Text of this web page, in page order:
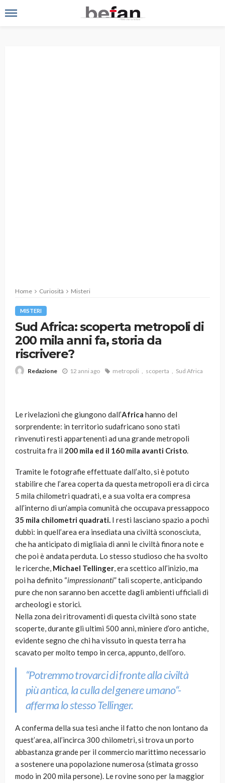
Home Curiosità Misteri
MISTERI
Sud Africa: scoperta metropoli di
200 mila anni fa, storia da
riscrivere?
Redazione 12 anni ago metropoli scoperta Sud Africa
Le rivelazioni che giungono dall’Africa hanno del
sorprendente: in territorio sudafricano sono stati
rinvenuti resti appartenenti ad una grande metropoli
costruita fra il 200 mila ed il 160 mila avanti Cristo.
Tramite le fotografie effettuate dall’alto, si è potuto
stabilire che l’area coperta da questa metropoli era di circa
5 mila chilometri quadrati, e a sua volta era compresa
all’interno di un’ampia comunità che occupava pressappoco
35 mila chilometri quadrati. I resti lasciano spazio a pochi
dubbi: in quell’area era insediata una civiltà sconosciuta,
che ha anticipato di migliaia di anni le civiltà finora note e
che poi è andata perduta. Lo stesso studioso che ha svolto
le ricerche, Michael Tellinger, era scettico all’inizio, ma
poi ha definito “impressionanti” tali scoperte, anticipando
pure che non saranno ben accette dagli ambienti ufficiali di
archeologi e storici.
Nella zona dei ritrovamenti di questa civiltà sono state
scoperte, durante gli ultimi 500 anni, miniere d’oro antiche,
evidente segno che chi ha vissuto in questa terra ha
scavato per molto tempo in cerca, appunto, dell’oro.
“Potremmo trovarci di fronte alla civiltà
più antica, la culla del genere umano“-
afferma lo stesso Tellinger.
A conferma della sua tesi anche il fatto che non lontano da
quest’area, all’incirca 300 chilometri, si trova un porto
abbastanza grande per il commercio marittimo necessario
a sostenere una popolazione numerosa (stimata grosso
modo in 200 mila persone). Le rovine sono per la maggior